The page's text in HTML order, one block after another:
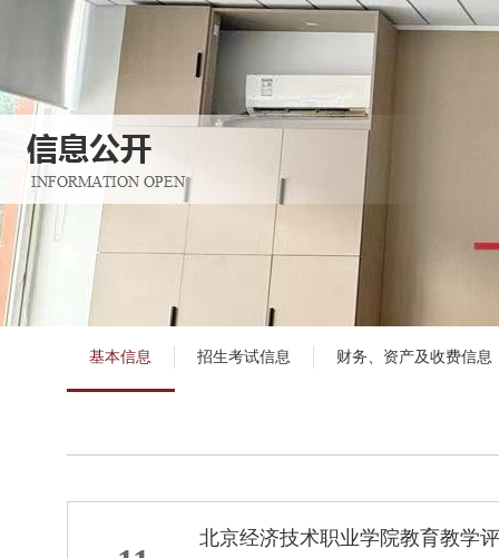
基本信息 招生考试信息 财务、资产及收费信息
北京经济技术职业学院教育教学